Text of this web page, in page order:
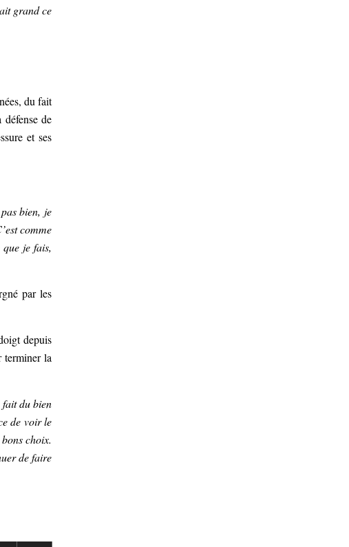
grand ce
du fait
de
et ses
bien, je
comme
je fais,
par les
depuis
terminer la
fait du bien
de voir le
choix.
de faire